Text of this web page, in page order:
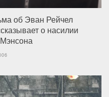
об Эван Рейчел
о насилии